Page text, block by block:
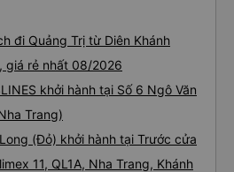
đi Quảng Trị từ Diên Khánh
giá rẻ nhất 08/2026
khởi hành tại Số 6 Ngô Văn
Trang)
(Đỏ) khởi hành tại Trước cửa
11, QL1A, Nha Trang, Khánh